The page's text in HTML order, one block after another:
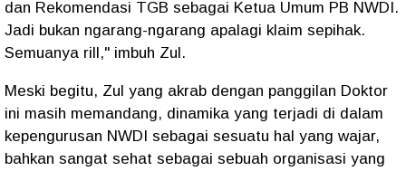
dan Rekomendasi TGB sebagai Ketua Umum PB NWDI.
Jadi bukan ngarang-ngarang apalagi klaim sepihak.
Semuanya rill," imbuh Zul.
Meski begitu, Zul yang akrab dengan panggilan Doktor
ini masih memandang, dinamika yang terjadi di dalam
kepengurusan NWDI sebagai sesuatu hal yang wajar,
bahkan sangat sehat sebagai sebuah organisasi yang